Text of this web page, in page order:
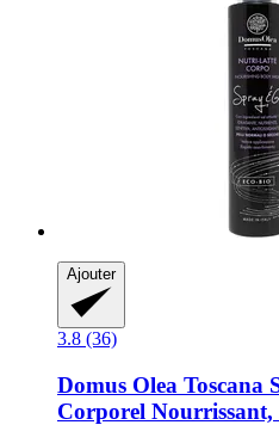
Ajouter
3.8 (36)
Domus Olea Toscana
Corporel Nourrissant,